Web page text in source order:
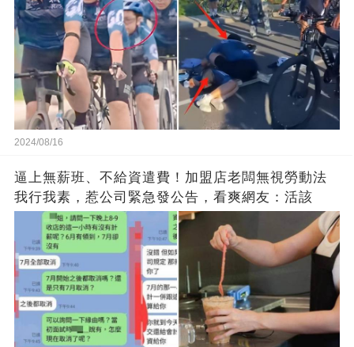
2024/08/16
逼上無薪班、不給資遣費！加盟店老闆無視勞動法
我行我素，惹公司緊急發公告，看爽網友：活該